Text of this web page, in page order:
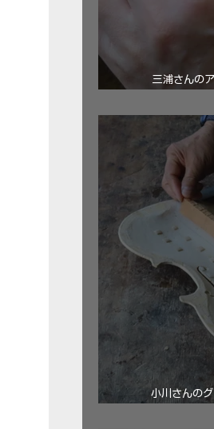
三浦さんの
小川さんの